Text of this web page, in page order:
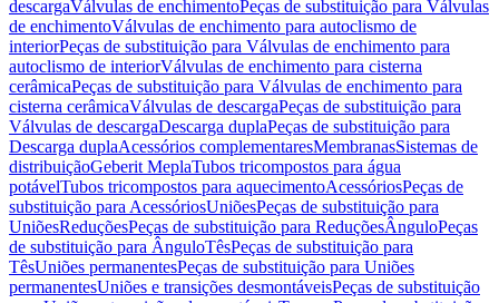
descargaVálvulas de enchimentoPeças de substituição para Válvulas
de enchimentoVálvulas de enchimento para autoclismo de
interiorPeças de substituição para Válvulas de enchimento para
autoclismo de interiorVálvulas de enchimento para cisterna
cerâmicaPeças de substituição para Válvulas de enchimento para
cisterna cerâmicaVálvulas de descargaPeças de substituição para
Válvulas de descargaDescarga duplaPeças de substituição para
Descarga duplaAcessórios complementaresMembranasSistemas de
distribuiçãoGeberit MeplaTubos tricompostos para água
potávelTubos tricompostos para aquecimentoAcessóriosPeças de
substituição para AcessóriosUniõesPeças de substituição para
UniõesReduçõesPeças de substituição para ReduçõesÂnguloPeças
de substituição para ÂnguloTêsPeças de substituição para
TêsUniões permanentesPeças de substituição para Uniões
permanentesUniões e transições desmontáveisPeças de substituição